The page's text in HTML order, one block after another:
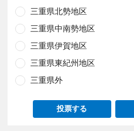
三重県北勢地区
三重県中南勢地区
三重県伊賀地区
三重県東紀州地区
三重県外
投票する